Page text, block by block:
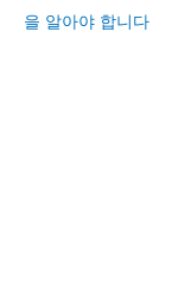
을 알아야 합니다